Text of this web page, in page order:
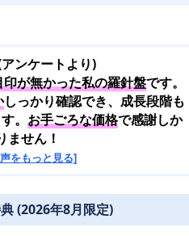
ンケートより)
が無かった私の羅針盤です。
しっかり確認でき、成長段階も
。 お手ごろな価格で感謝しか
ません！
をもっと見る]
(2026年8月限定)